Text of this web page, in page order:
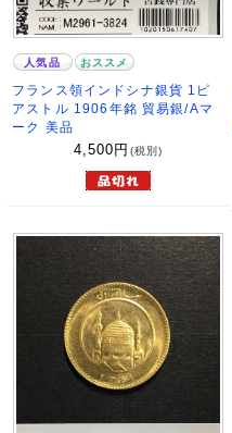
人気品 おススメ
フランス領インドシナ銀貨 1ピ
アストル 1906年銘 貿易銀/Aマ
ーク 美品
4,500 円 (税別)